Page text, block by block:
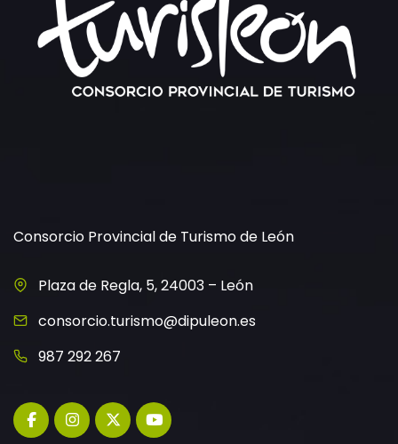
Consorcio Provincial de Turismo de León
Plaza de Regla, 5, 24003 – León
consorcio.turismo@dipuleon.es
987 292 267